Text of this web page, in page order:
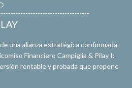
una alianza estratégica conformada
Financiero Campiglia & Pilay I:
rentable y probada que propone